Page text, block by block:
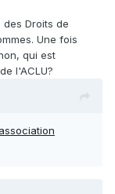
Droits de
Une fois
qui est
l'ACLU?